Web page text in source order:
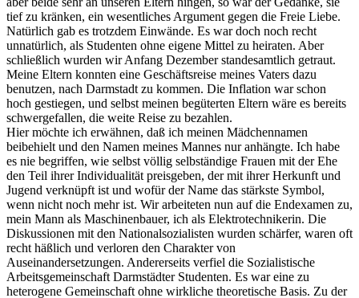
tief zu kränken, ein wesentliches Argument gegen die Freie Liebe.
Natürlich gab es trotzdem Einwände. Es war doch noch recht
unnatürlich, als Studenten ohne eigene Mittel zu heiraten. Aber
schließlich wurden wir Anfang Dezember standesamtlich getraut.
Meine Eltern konnten eine Geschäftsreise meines Vaters dazu
benutzen, nach Darmstadt zu kommen. Die Inflation war schon
hoch gestiegen, und selbst meinen begüterten Eltern wäre es bereits
schwergefallen, die weite Reise zu bezahlen.
Hier möchte ich erwähnen, daß ich meinen Mädchennamen
beibehielt und den Namen meines Mannes nur anhängte. Ich habe
es nie begriffen, wie selbst völlig selbständige Frauen mit der Ehe
den Teil ihrer Individualität preisgeben, der mit ihrer Herkunft und
Jugend verknüpft ist und wofür der Name das stärkste Symbol,
wenn nicht noch mehr ist. Wir arbeiteten nun auf die Endexamen zu,
mein Mann als Maschinenbauer, ich als Elektrotechnikerin. Die
Diskussionen mit den Nationalsozialisten wurden schärfer, waren oft
recht häßlich und verloren den Charakter von
Auseinandersetzungen. Andererseits verfiel die Sozialistische
Arbeitsgemeinschaft Darmstädter Studenten. Es war eine zu
heterogene Gemeinschaft ohne wirkliche theoretische Basis. Zu der